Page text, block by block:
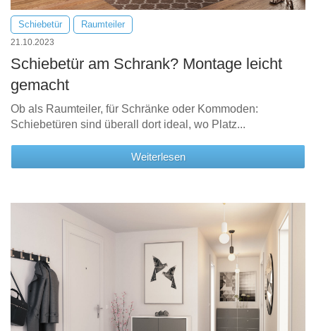
Schiebetür Raumteiler
21.10.2023
Schiebetür am Schrank? Montage leicht
gemacht
Ob als Raumteiler, für Schränke oder Kommoden:
Schiebetüren sind überall dort ideal, wo Platz...
Weiterlesen